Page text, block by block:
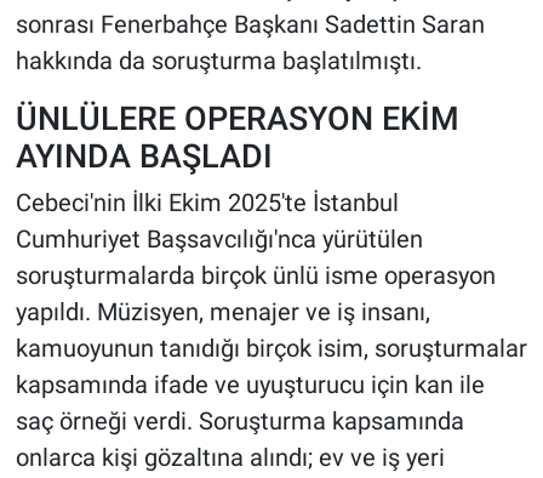
sonrası Fenerbahçe Başkanı Sadettin Saran
hakkında da soruşturma başlatılmıştı.
ÜNLÜLERE OPERASYON EKİM
AYINDA BAŞLADI
Cebeci'nin İlki Ekim 2025'te İstanbul
Cumhuriyet Başsavcılığı'nca yürütülen
soruşturmalarda birçok ünlü isme operasyon
yapıldı. Müzisyen, menajer ve iş insanı,
kamuoyunun tanıdığı birçok isim, soruşturmalar
kapsamında ifade ve uyuşturucu için kan ile
saç örneği verdi. Soruşturma kapsamında
onlarca kişi gözaltına alındı; ev ve iş yeri